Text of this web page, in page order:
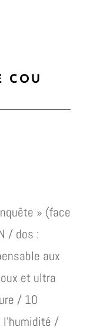
COU
» (face
/ dos :
aux
et ultra
/ 10
/